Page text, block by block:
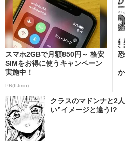
スマホ2GBで月額850円～ 格安
SIMをお得に使うキャンペーン
実施中！
PR(IIJmio)
クラスのマドンナと2
い”イメージと違う!?